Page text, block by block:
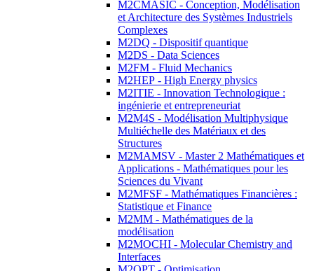
M2CMASIC - Conception, Modélisation
et Architecture des Systèmes Industriels
Complexes
M2DQ - Dispositif quantique
M2DS - Data Sciences
M2FM - Fluid Mechanics
M2HEP - High Energy physics
M2ITIE - Innovation Technologique :
ingénierie et entrepreneuriat
M2M4S - Modélisation Multiphysique
Multiéchelle des Matériaux et des
Structures
M2MAMSV - Master 2 Mathématiques et
Applications - Mathématiques pour les
Sciences du Vivant
M2MFSF - Mathématiques Financières :
Statistique et Finance
M2MM - Mathématiques de la
modélisation
M2MOCHI - Molecular Chemistry and
Interfaces